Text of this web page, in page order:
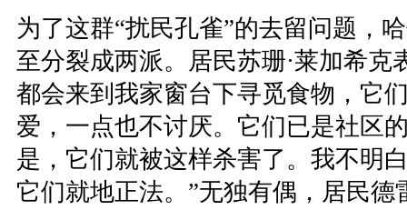
为了这群“扰民孔雀”的去留问题，
至分裂成两派。居民苏珊·莱加希克
都会来到我家窗台下寻觅食物，它
爱，一点也不讨厌。它们已是社区
是，它们就被这样杀害了。我不明
它们就地正法。”无独有偶，居民德